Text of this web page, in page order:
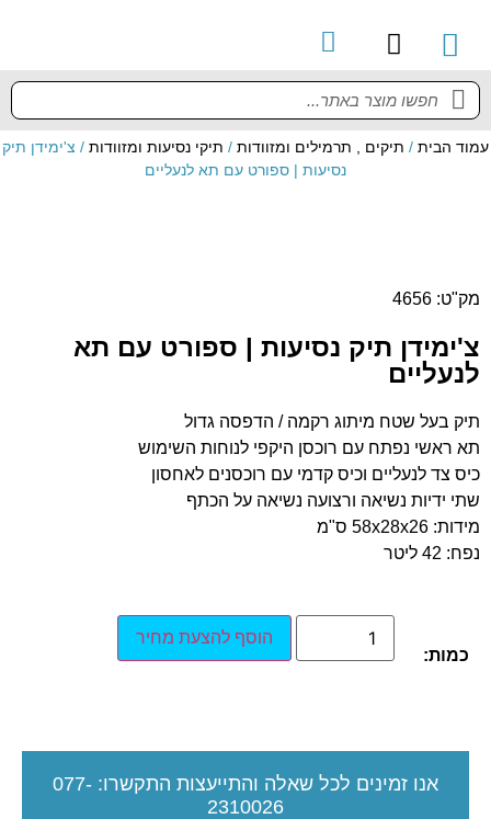
עמוד הבית / תיקים , תרמילים ומזוודות / תיקי נסיעות ומזוודות / צ'ימידן תיק
נסיעות | ספורט עם תא לנעליים
מק"ט: 4656
צ'ימידן תיק נסיעות | ספורט עם תא
לנעליים
תיק בעל שטח מיתוג רקמה / הדפסה גדול
תא ראשי נפתח עם רוכסן היקפי לנוחות השימוש
כיס צד לנעליים וכיס קדמי עם רוכסנים לאחסון
שתי ידיות נשיאה ורצועה נשיאה על הכתף
מידות: 58x28x26 ס"מ
נפח: 42 ליטר
כמות:
הוסף להצעת מחיר
אנו זמינים לכל שאלה והתייעצות התקשרו: 077-
2310026